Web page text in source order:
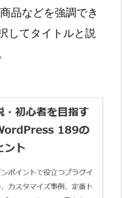
品などを強調でき
してタイトルと説